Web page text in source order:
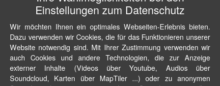
Einstellungen zum Datenschutz
Wir möchten Ihnen ein optimales Webseiten-Erlebnis bieten.
Dazu verwenden wir Cookies, die für das Funktionieren unserer
Website notwendig sind. Mit Ihrer Zustimmung verwenden wir
auch Cookies und andere Technologien, die zur Anzeige
externer Inhalte (Videos über Youtube, Audios über
Soundcloud, Karten über MapTiler ...) oder zu anonymen